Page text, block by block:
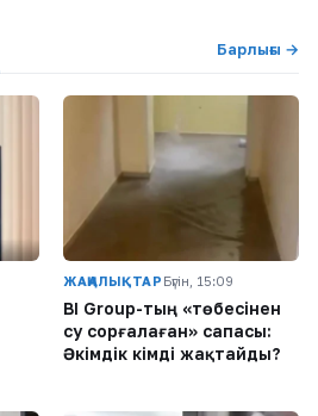
Барлығы →
ЖАҢАЛЫҚТАР Бүгін, 15:09
BI Group-тың «төбесінен
су сорғалаған» сапасы:
Әкімдік кімді жақтайды?